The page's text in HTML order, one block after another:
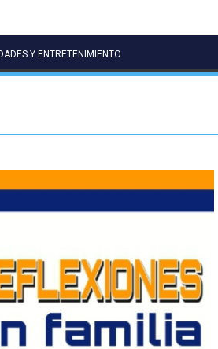
Y ENTRETENIMIENTO